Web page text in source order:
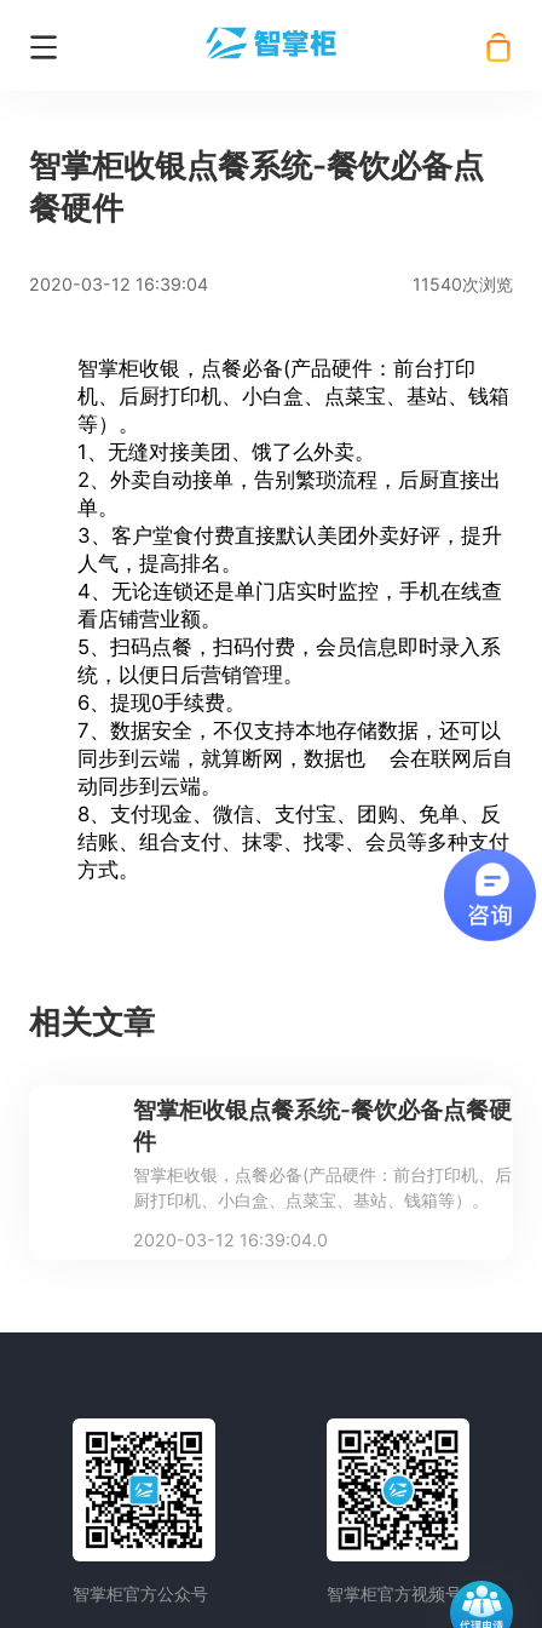
智掌柜收银点餐系统-餐饮必备点
餐硬件
2020-03-12 16:39:04 11540次浏览
智掌柜收银 ，点餐必备(产品硬件：前台打印
机、后厨打印机、小白盒、点菜宝、基站、钱箱
等）。
1、无缝对接美团、饿了么外卖。
2、外卖自动接单，告别繁琐流程，后厨直接出
单。
3、客户堂食付费直接默认美团外卖好评，提升
人气，提高排名。
4、无论连锁还是单门店实时监控，手机在线查
看店铺营业额。
5、扫码点餐，扫码付费，会员信息即时录入系
统，以便日后营销管理。
6、提现0手续费。
7、数据安全，不仅支持本地存储数据，还可以
同步到云端，就算断网，数据也 会在联网后自
动同步到云端。
8、支付现金、微信、支付宝、团购、免单、反
结账、组合支付、抹零、找零、会员等多种支付
方式。
相关文章
智掌柜收银点餐系统-餐饮必备点餐硬
件
智掌柜收银，点餐必备(产品硬件：前台打印机、后
厨打印机、小白盒、点菜宝、基站、钱箱等）。
2020-03-12 16:39:04.0
智掌柜官方公众号 智掌柜官方视频号